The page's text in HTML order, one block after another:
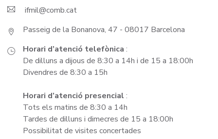
ifmil
Passeig de la Bonanova, 47 - 08017 Barcelona
Horari d’atenció telefònica :
De dilluns a dijous de 8:30 a 14h i de 15 a 18:00h
Divendres de 8:30 a 15h
Horari d’atenció presencial :
Tots els matins de 8:30 a 14h
Tardes de dilluns i dimecres de 15 a 18:00h
Possibilitat de visites concertades